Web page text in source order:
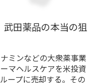
田薬品の本当の狙
ミンなどの大衆薬事業
マヘルスケアを米投資
ープに売却する。その